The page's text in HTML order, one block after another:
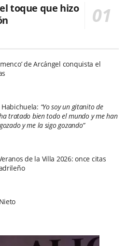
toque que hizo
de Arcángel conquista el
“Yo soy un gitanito de
tratado bien todo el mundo y me han
y me la sigo gozando”
de la Villa 2026: once citas